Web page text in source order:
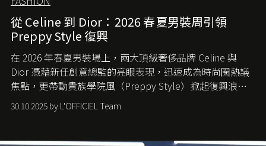
從 Celine 到 Dior：2026 春夏男裝周引領
Preppy Style 復興
在 2026 年春夏男裝場上，兩大頂級奢侈品牌 Celine 與
Dior 憑藉新任創意總監的亮眼表現，迅速成為時尚圈熱議
焦點，更帶動貴族學院風（Preppy Style）掀起復興浪
潮，讓這股經典風格再度回到大眾視線。
30.10.2025 by L'OFFICIEL Team